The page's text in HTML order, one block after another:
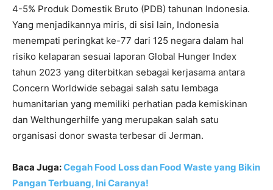
4-5% Produk Domestik Bruto (PDB) tahunan Indonesia.
Yang menjadikannya miris, di sisi lain, Indonesia
menempati peringkat ke-77 dari 125 negara dalam hal
risiko kelaparan sesuai laporan Global Hunger Index
tahun 2023 yang diterbitkan sebagai kerjasama antara
Concern Worldwide sebagai salah satu lembaga
humanitarian yang memiliki perhatian pada kemiskinan
dan Welthungerhilfe yang merupakan salah satu
organisasi donor swasta terbesar di Jerman.
Baca Juga:Cegah Food Loss dan Food Waste yang Bikin
Pangan Terbuang, Ini Caranya!